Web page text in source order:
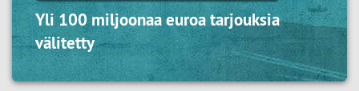
Yli 100 miljoonaa euroa tarjouksia
välitetty